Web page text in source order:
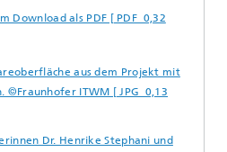
Download als PDF [ PDF 0,32
aus dem Projekt mit
©Fraunhofer ITWM [ JPG 0,13
Dr. Henrike Stephani und